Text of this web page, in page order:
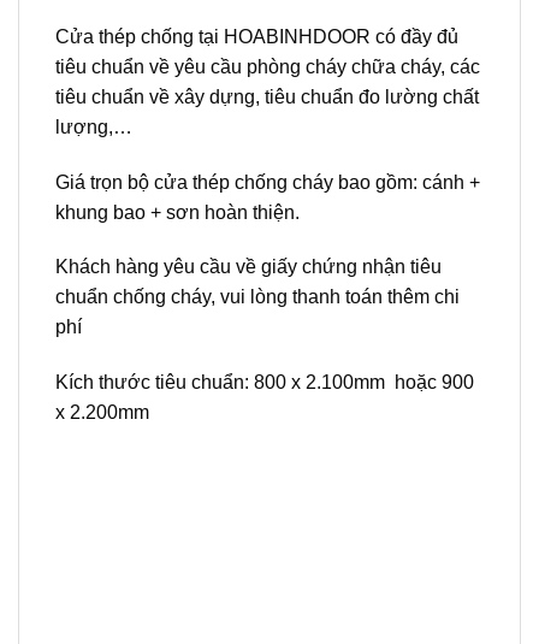
Cửa thép chống tại HOABINHDOOR có đầy đủ
tiêu chuẩn về yêu cầu phòng cháy chữa cháy, các
tiêu chuẩn về xây dựng, tiêu chuẩn đo lường chất
lượng,…
Giá trọn bộ cửa thép chống cháy bao gồm: cánh +
khung bao + sơn hoàn thiện.
Khách hàng yêu cầu về giấy chứng nhận tiêu
chuẩn chống cháy, vui lòng thanh toán thêm chi
phí
Kích thước tiêu chuẩn: 800 x 2.100mm hoặc 900
x 2.200mm